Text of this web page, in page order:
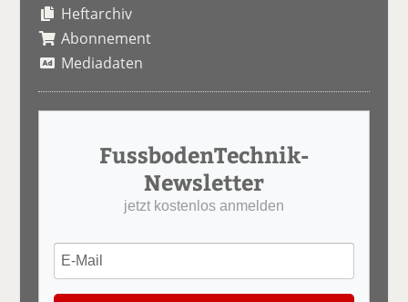
Heftarchiv
Abonnement
Mediadaten
FussbodenTechnik-
Newsletter
jetzt kostenlos anmelden